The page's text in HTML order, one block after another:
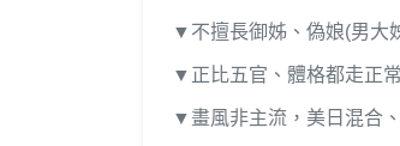
▼不擅長御姊、偽娘(男大
▼正比五官、體格都走正
▼畫風非主流，美日混合